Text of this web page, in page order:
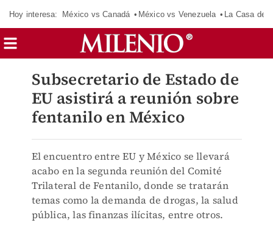
Hoy interesa: México vs Canadá México vs Venezuela La Casa de
Subsecretario de Estado de
EU asistirá a reunión sobre
fentanilo en México
El encuentro entre EU y México se llevará
acabo en la segunda reunión del Comité
Trilateral de Fentanilo, donde se tratarán
temas como la demanda de drogas, la salud
pública, las finanzas ilícitas, entre otros.